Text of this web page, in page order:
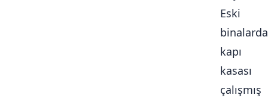
Eski
binalarda
kapı
kasası
çalışmış